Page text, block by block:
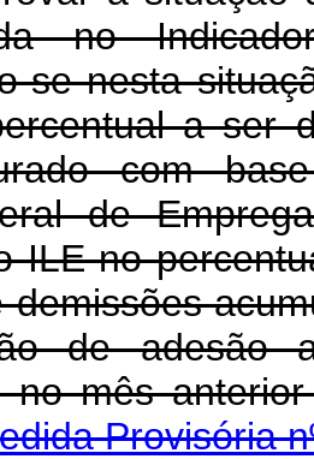
no
se nesta
a ser
com
de
ILE no
demissões
de adesão
no mês
Provisória